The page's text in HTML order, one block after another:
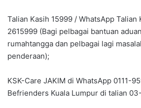
Talian Kasih 15999 / WhatsApp Talian
2615999 (Bagi pelbagai bantuan
rumahtangga dan pelbagai lagi
penderaan);
KSK-Care JAKIM di WhatsApp 0111-
Befrienders Kuala Lumpur di talian